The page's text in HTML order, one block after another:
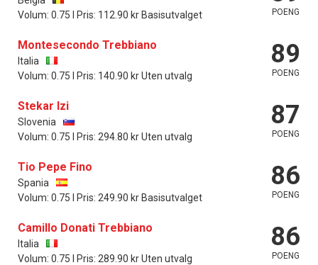
Volum: 0.75 l Pris: 112.90 kr Basisutvalget
POENG
Montesecondo Trebbiano
Italia
Volum: 0.75 l Pris: 140.90 kr Uten utvalg
89
POENG
Stekar Izi
Slovenia
Volum: 0.75 l Pris: 294.80 kr Uten utvalg
87
POENG
Tio Pepe Fino
Spania
Volum: 0.75 l Pris: 249.90 kr Basisutvalget
86
POENG
Camillo Donati Trebbiano
Italia
Volum: 0.75 l Pris: 289.90 kr Uten utvalg
86
POENG